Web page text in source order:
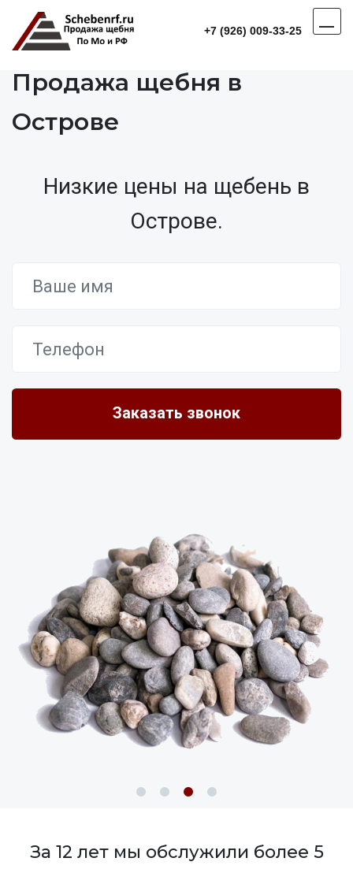
+7 (926) 009-33-25
Продажа щебня в
Острове
Низкие цены на щебень в
Острове.
За 12 лет мы обслужили более 5